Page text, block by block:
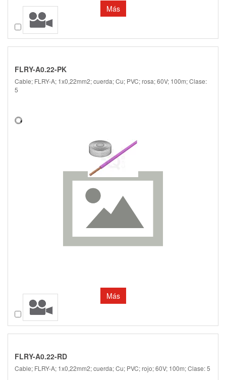
Más
Comparar
FLRY-A0.22-PK
Cable; FLRY-A; 1x0,22mm2; cuerda; Cu; PVC; rosa; 60V; 100m; Clase:
5
Más
Comparar
FLRY-A0.22-RD
Cable; FLRY-A; 1x0,22mm2; cuerda; Cu; PVC; rojo; 60V; 100m; Clase: 5